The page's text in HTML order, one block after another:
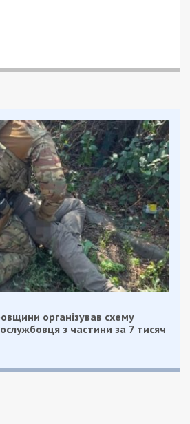
організував схему
з частини за 7 тисяч